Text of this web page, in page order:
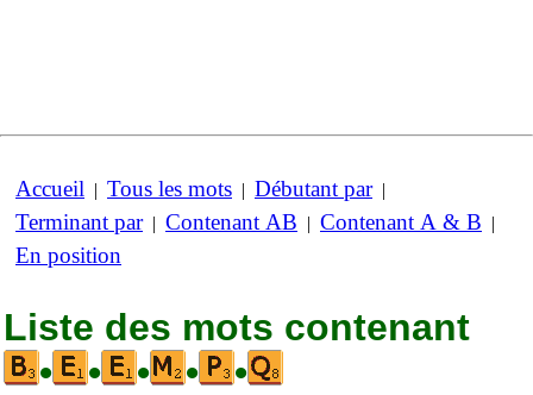
Accueil | Tous les mots | Débutant par|
Terminant par| Contenant AB | Contenant A & B |
En position
Liste des mots contenant
•
• • • •